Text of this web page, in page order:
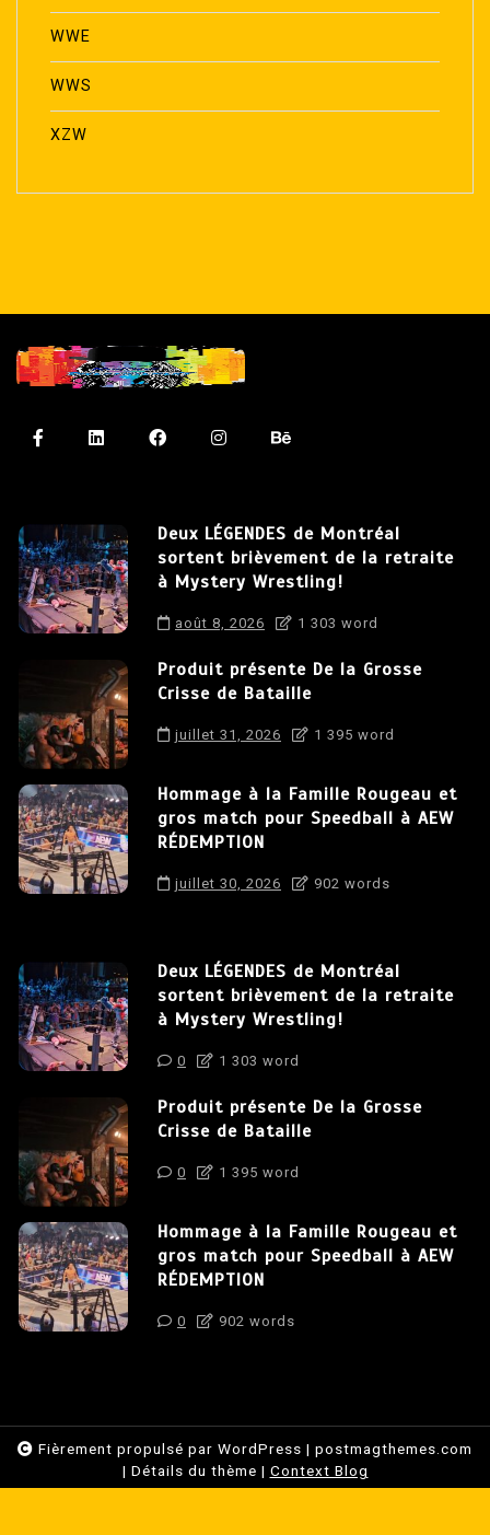
WWE
WWS
XZW
Deux LÉGENDES de Montréal
sortent brièvement de la retraite
à Mystery Wrestling!
août 8, 2026 1 303 word
Produit présente De la Grosse
Crisse de Bataille
juillet 31, 2026 1 395 word
Hommage à la Famille Rougeau et
gros match pour Speedball à AEW
RÉDEMPTION
juillet 30, 2026 902 words
Deux LÉGENDES de Montréal
sortent brièvement de la retraite
à Mystery Wrestling!
0 1 303 word
Produit présente De la Grosse
Crisse de Bataille
0 1 395 word
Hommage à la Famille Rougeau et
gros match pour Speedball à AEW
RÉDEMPTION
0 902 words
Fièrement propulsé par WordPress | postmagthemes.com
| Détails du thème | Context Blog